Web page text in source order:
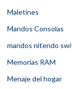
Maletines
Mandos Consolas
mandos nitendo
Memorias RAM
Menaje del hogar